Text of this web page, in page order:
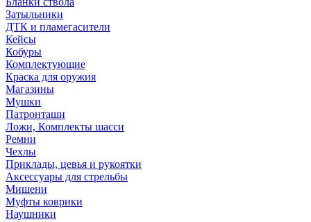
Затыльники
ДТК и пламегасители
Кейсы
Кобуры
Комплектующие
Краска для оружия
Магазины
Мушки
Патронташи
Ложи, Комплекты шасси
Ремни
Чехлы
Приклады, цевья и рукоятки
Аксессуары для стрельбы
Мишени
Муфты коврики
Наушники